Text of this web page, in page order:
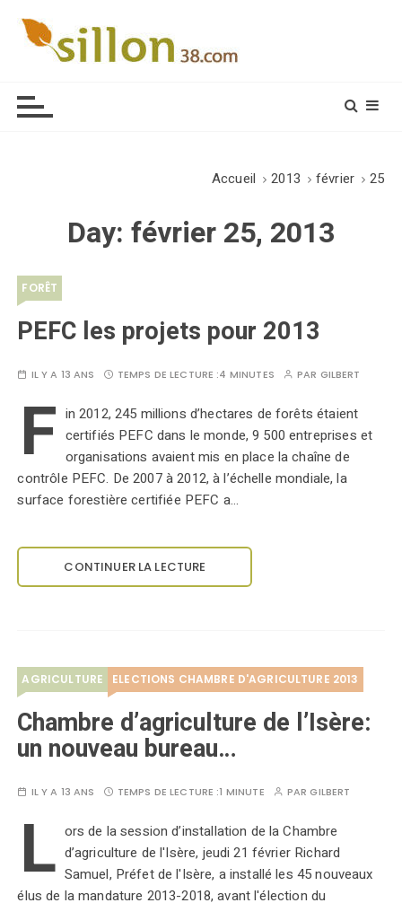
Accueil 2013 février 25
Day: février 25, 2013
FORÊT
PEFC les projets pour 2013
IL Y A 13 ANS TEMPS DE LECTURE :4 MINUTES PAR GILBERT
F in 2012, 245 millions d’hectares de forêts étaient
certifiés PEFC dans le monde, 9 500 entreprises et
organisations avaient mis en place la chaîne de
contrôle PEFC. De 2007 à 2012, à l’échelle mondiale, la
surface forestière certifiée PEFC a…
CONTINUER LA LECTURE
AGRICULTURE ELECTIONS CHAMBRE D'AGRICULTURE 2013
Chambre d’agriculture de l’Isère:
un nouveau bureau…
IL Y A 13 ANS TEMPS DE LECTURE :1 MINUTE PARGILBERT
L ors de la session d’installation de la Chambre
d’agriculture de l'Isère, jeudi 21 février Richard
Samuel, Préfet de l'Isère, a installé les 45 nouveaux
élus de la mandature 2013-2018, avant l'élection du